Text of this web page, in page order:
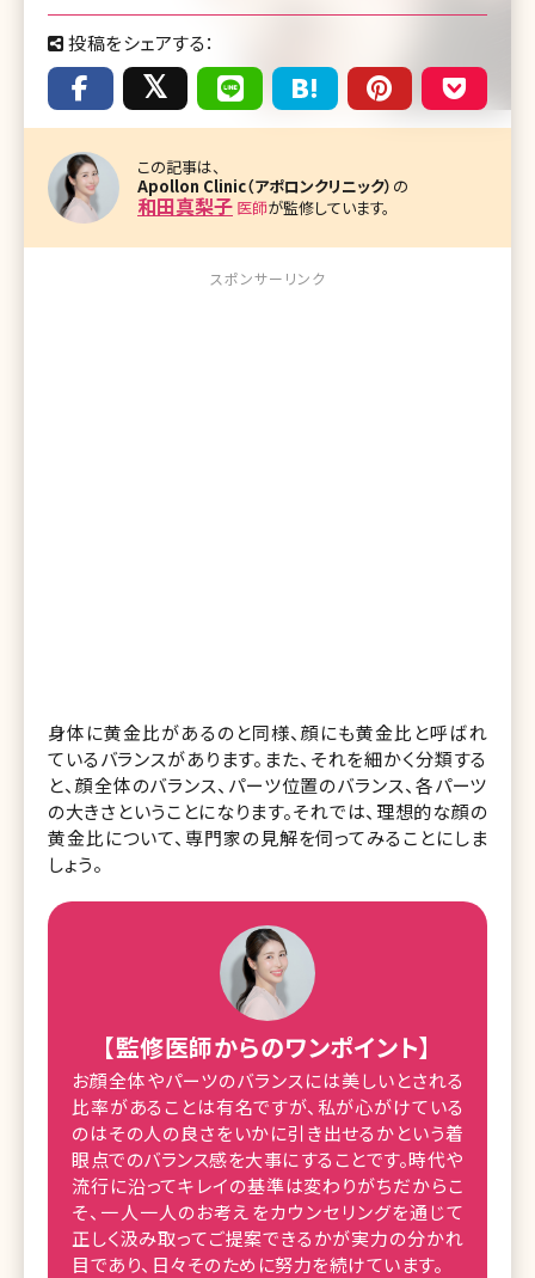
投稿をシェアする：
この記事は、
Apollon Clinic（アポロンクリニック） の
和田真梨子 医師が監修しています。
スポンサーリンク
身体に黄金比があるのと同様、顔にも黄金比と呼ばれ
ているバランスがあります。また、それを細かく分類する
と、顔全体のバランス、パーツ位置のバランス、各パーツ
の大きさということになります。それでは、理想的な顔の
黄金比について、専門家の見解を伺ってみることにしま
しょう。
【監修医師からのワンポイント】
お顔全体やパーツのバランスには美しいとされる
比率があることは有名ですが、私が心がけている
のはその人の良さをいかに引き出せるかという着
眼点でのバランス感を大事にすることです。時代や
流行に沿ってキレイの基準は変わりがちだからこ
そ、一人一人のお考えをカウンセリングを通じて
正しく汲み取ってご提案できるかが実力の分かれ
目であり、日々そのために努力を続けています。